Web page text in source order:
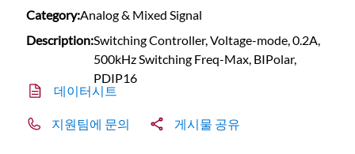
Category:Analog & Mixed Signal
Description:Switching Controller, Voltage-mode, 0.2A,
500kHz Switching Freq-Max, BIPolar,
PDIP16
데이터시트
지원팀에 문의 게시물 공유